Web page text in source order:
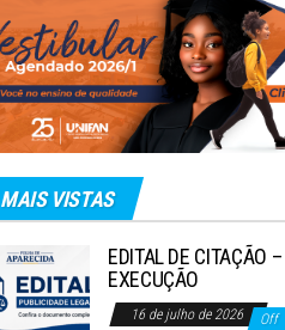
MAIS VISTAS
EDITAL DE CITAÇÃO
EXECUÇÃO
16 de julho de 2026 Off